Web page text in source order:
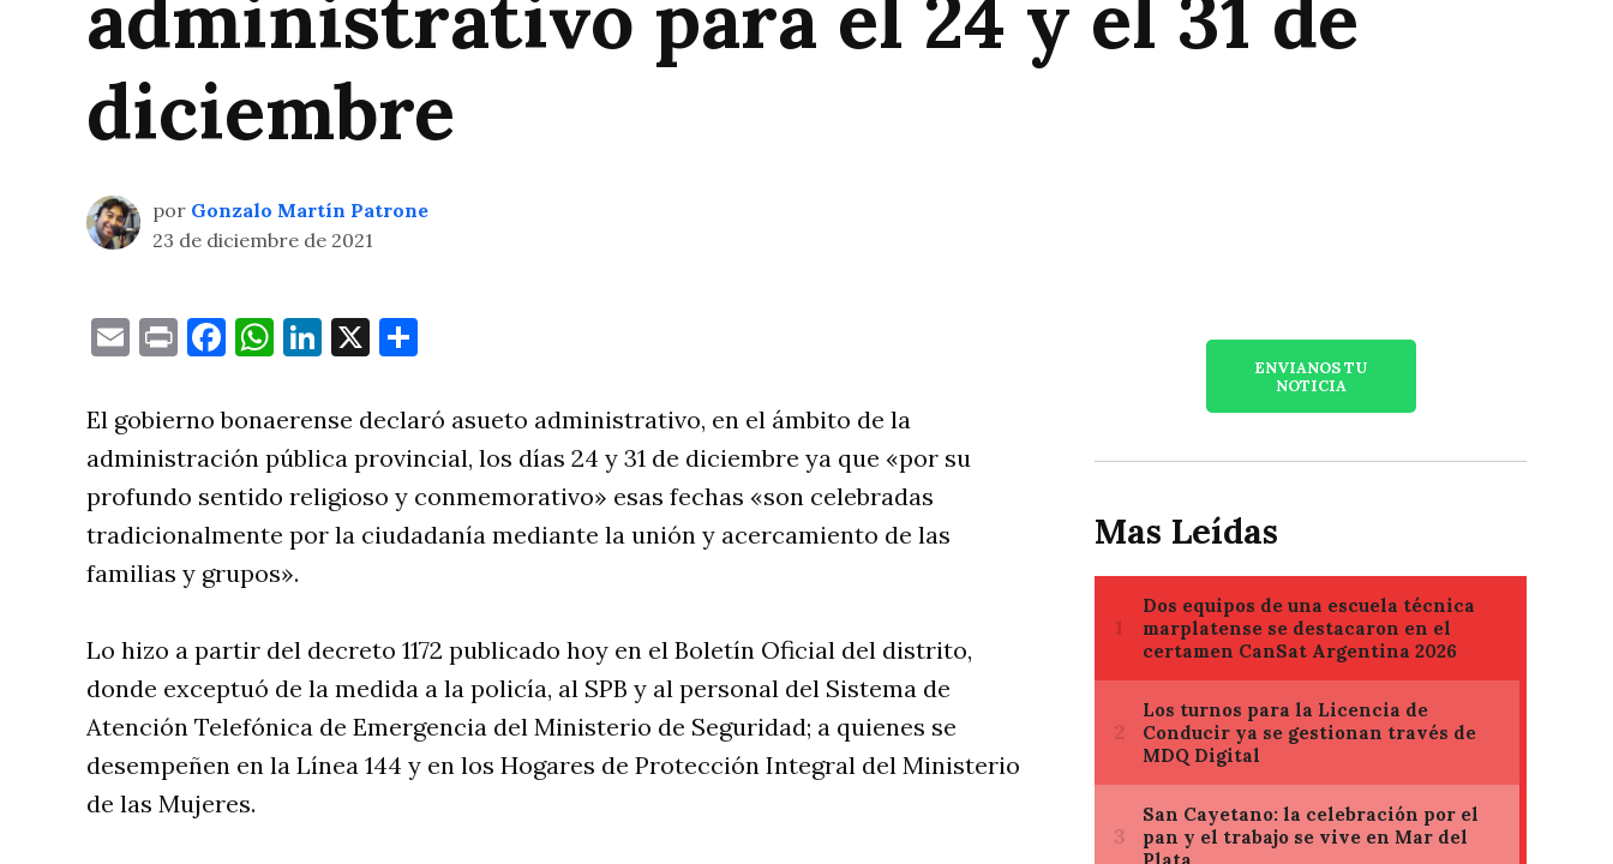
administrativo para el 24 y el 31 de
diciembre
por Gonzalo Martín Patrone
23 de diciembre de 2021
EmailPrintFacebook
WhatsApp
LinkedIn
X
El gobierno bonaerense declaró asueto administrativo, en el ámbito de la
administración pública provincial, los días 24 y 31 de diciembre ya que «por su
profundo sentido religioso y conmemorativo» esas fechas «son celebradas
tradicionalmente por la ciudadanía mediante la unión y acercamiento de las
familias y grupos».
Lo hizo a partir del decreto 1172 publicado hoy en el Boletín Oficial del distrito,
donde exceptuó de la medida a la policía, al SPB y al personal del Sistema de
Atención Telefónica de Emergencia del Ministerio de Seguridad; a quienes se
desempeñen en la Línea 144 y en los Hogares de Protección Integral del Ministerio
de las Mujeres.
ENVIANOS TU
NOTICIA
Mas Leídas